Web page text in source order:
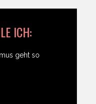
ICH:
geht so